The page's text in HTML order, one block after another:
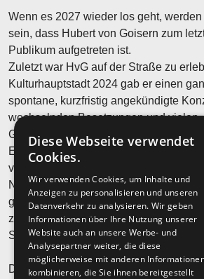
Wenn es 2027 wieder los geht,
sein, dass Hubert von Goisern zum
Publikum aufgetreten ist.
Zuletzt war HvG auf der Straße zu
Kulturhauptstadt 2024 gab er einen
spontane, kurzfristig angekündigte
wechselnden Besetzungen und
Gästen.
Einige dieser Unberechenbarkeiten
von Goisern kommendem Programm
Niederschlag finden, wenn er 2027
geht. Hubert von Goisern wusste in
zu überraschen und war schon immer
Stilbruchs. Manchmal fließend,
Die Vergänglichkeit ist eine Konstante.
Diese Webseite verwendet
Cookies.
Wir verwenden Cookies, um Inhalte und
Anzeigen zu personalisieren und unseren
Datenverkehr zu analysieren. Wir geben
Informationen über Ihre Nutzung unserer
Website auch an unsere Werbe- und
Analysepartner weiter, die diese
möglicherweise mit anderen
kombinieren, die Sie ihnen bereitgestellt